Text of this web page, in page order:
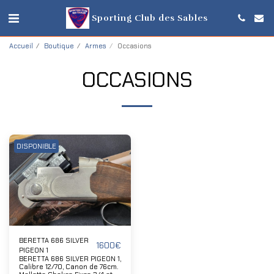
Sporting Club des Sables
Accueil Boutique Armes Occasions
OCCASIONS
DISPONIBLE
BERETTA 686 SILVER
PIGEON 1
1600€
BERETTA 686 SILVER PIGEON 1,
Calibre 12/70, Canon de 76cm.